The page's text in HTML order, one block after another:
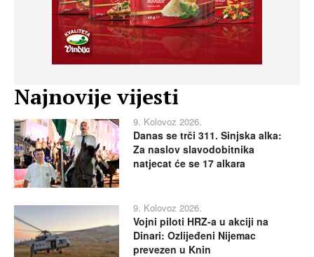
Najnovije vijesti
9. Kolovoz 2026.
Danas se trči 311. Sinjska alka:
Za naslov slavodobitnika
natjecat će se 17 alkara
9. Kolovoz 2026.
Vojni piloti HRZ-a u akciji na
Dinari: Ozlijeđeni Nijemac
prevezen u Knin